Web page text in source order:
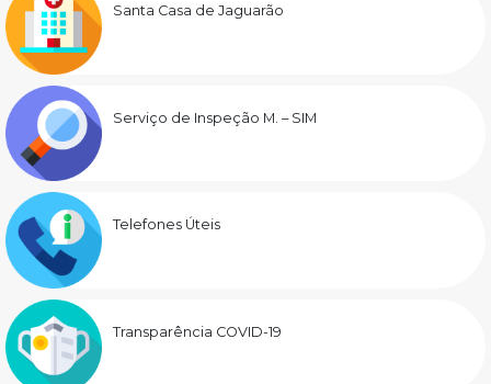
Santa Casa de Jaguarão
Serviço de Inspeção M. – SIM
Telefones Úteis
Transparência COVID-19